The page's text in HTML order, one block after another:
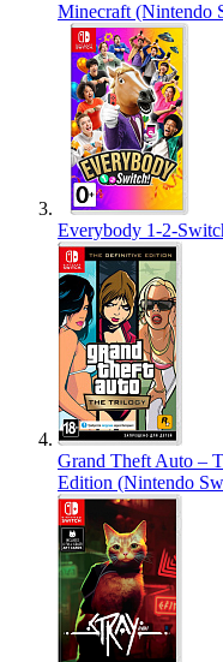
Minecraft (Nintendo
Everybody 1-2-
Grand Theft Auto –
Edition (Nintendo